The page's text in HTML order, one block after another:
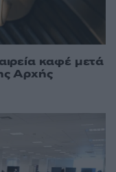
καφέ μετά
Αρχής